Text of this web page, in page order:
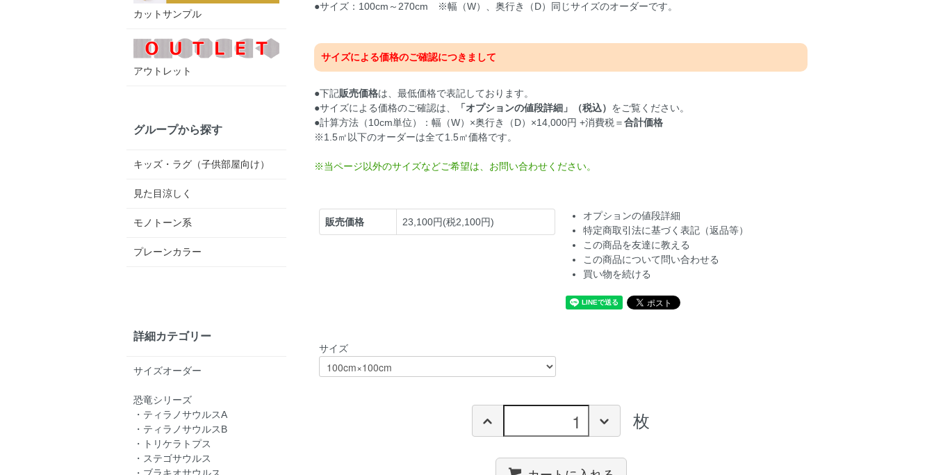
●サイズ：100cm～270cm ※幅（W）、奥行き（D）同じサイズのオーダーです。
サイズによる価格のご確認につきまして
●下記販売価格は、最低価格で表記しております。
●サイズによる価格のご確認は、
「オプションの値段詳細」（税込） をご覧ください。
●計算方法（10cm単位）：幅（W）×奥行き（D）×14,000円 +消費税＝合計価格
※1.5㎡以下のオーダーは全て1.5㎡価格です。
※当ページ以外のサイズなどご希望は、お問い合わせください。
販売価格 23,100円(税2,100円)
オプションの値段詳細
特定商取引法に基づく表記（返品等）
この商品を友達に教える
この商品について問い合わせる
買い物を続ける
サイズ
枚
カットサンプル
アウトレット
グループから探す
キッズ・ラグ（子供部屋向け）
見た目涼しく
モノトーン系
プレーンカラー
詳細カテゴリー
サイズオーダー
恐竜シリーズ
・ティラノサウルスA
・ティラノサウルスB
・トリケラトプス
・ステゴサウルス
・ブラキオサウルス